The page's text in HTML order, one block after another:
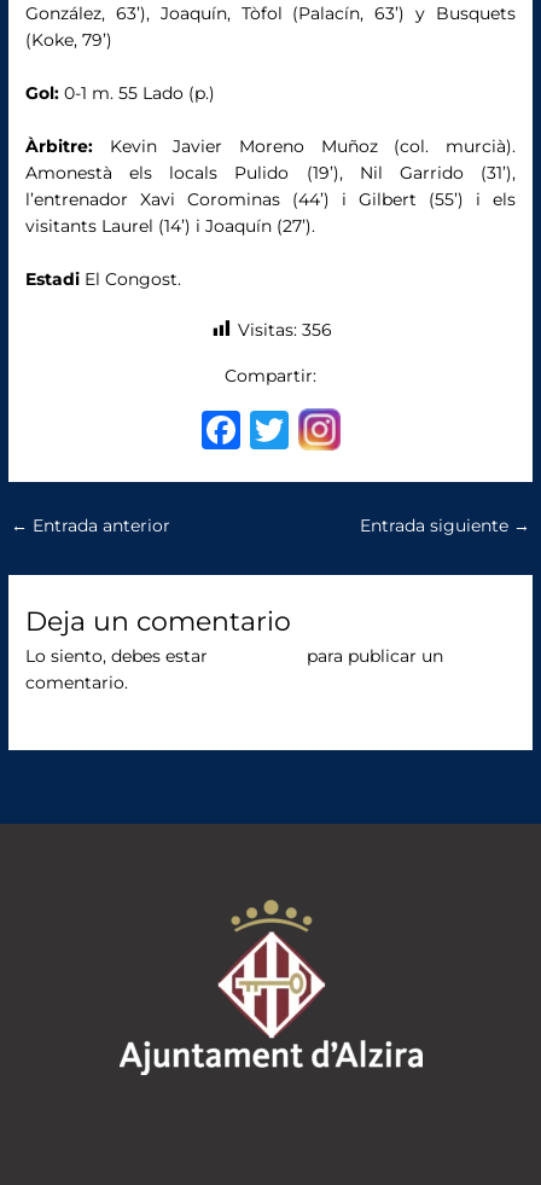
González, 63’), Joaquín, Tòfol (Palacín, 63’) y Busquets
(Koke, 79’)
Gol: 0-1 m. 55 Lado (p.)
Àrbitre: Kevin Javier Moreno Muñoz (col. murcià).
Amonestà els locals Pulido (19’), Nil Garrido (31’),
l’entrenador Xavi Corominas (44’) i Gilbert (55’) i els
visitants Laurel (14’) i Joaquín (27’).
Estadi El Congost.
Visitas: 356
Compartir:
F
b
o
T
r
← Entrada anterior Entrada siguiente →
Deja un comentario
Lo siento, debes estar
para publicar un
comentario.